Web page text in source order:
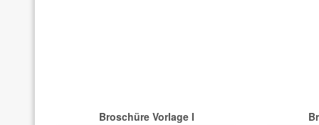
Broschüre Vorlage I